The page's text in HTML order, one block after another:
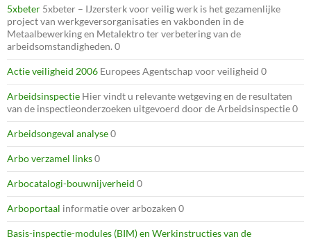
5xbeter 5xbeter – IJzersterk voor veilig werk is het gezamenlijke
project van werkgeversorganisaties en vakbonden in de
Metaalbewerking en Metalektro ter verbetering van de
arbeidsomstandigheden. 0
Actie veiligheid 2006 Europees Agentschap voor veiligheid 0
Arbeidsinspectie Hier vindt u relevante wetgeving en de resultaten
van de inspectieonderzoeken uitgevoerd door de Arbeidsinspectie 0
Arbeidsongeval analyse0
Arbo verzamel links0
Arbocatalogi-bouwnijverheid 0
Arboportaal informatie over arbozaken 0
Basis-inspectie-modules (BIM) en Werkinstructies van de